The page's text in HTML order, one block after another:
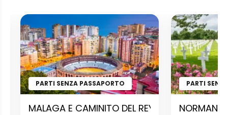
natalizia tra villaggi da fiaba
PARTI SENZA PASSAPORTO
MALAGA E CAMINITO DEL REY – Panorami
PARTI